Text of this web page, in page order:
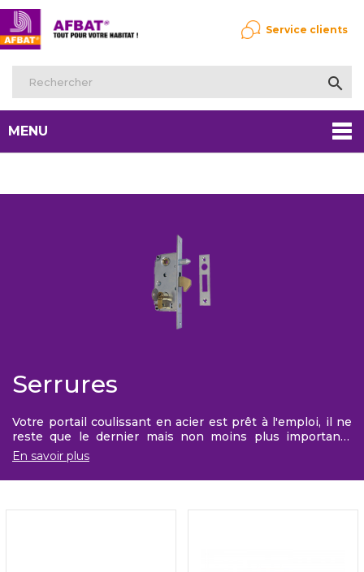

Service clients
MENU
Serrures
Votre portail coulissant en acier est prêt à l'emploi, il ne
reste que le dernier mais non moins plus importants
points : la sécurité. A larder ou à encastrer, vous pouvez
également choisir de les fixer derrière le carde grâce au
boîtier de serrure proposé.
En savoir plus